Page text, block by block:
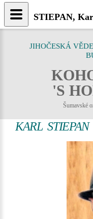
JIHOČESKÁ
'S
Šumavské
KARL STIEPAN
STIEPAN,